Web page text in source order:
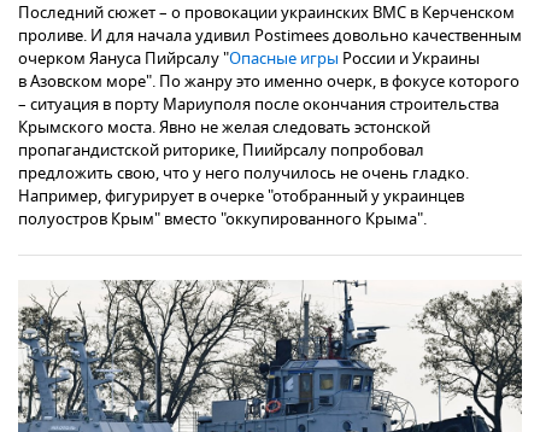
Последний сюжет – о провокации украинских ВМС в Керченском
проливе. И для начала удивил Postimees довольно качественным
очерком Яануса Пийрсалу "Опасные игры России и Украины
в Азовском море". По жанру это именно очерк, в фокусе которого
– ситуация в порту Мариуполя после окончания строительства
Крымского моста. Явно не желая следовать эстонской
пропагандистской риторике, Пиийрсалу попробовал
предложить свою, что у него получилось не очень гладко.
Например, фигурирует в очерке "отобранный у украинцев
полуостров Крым" вместо "оккупированного Крыма".